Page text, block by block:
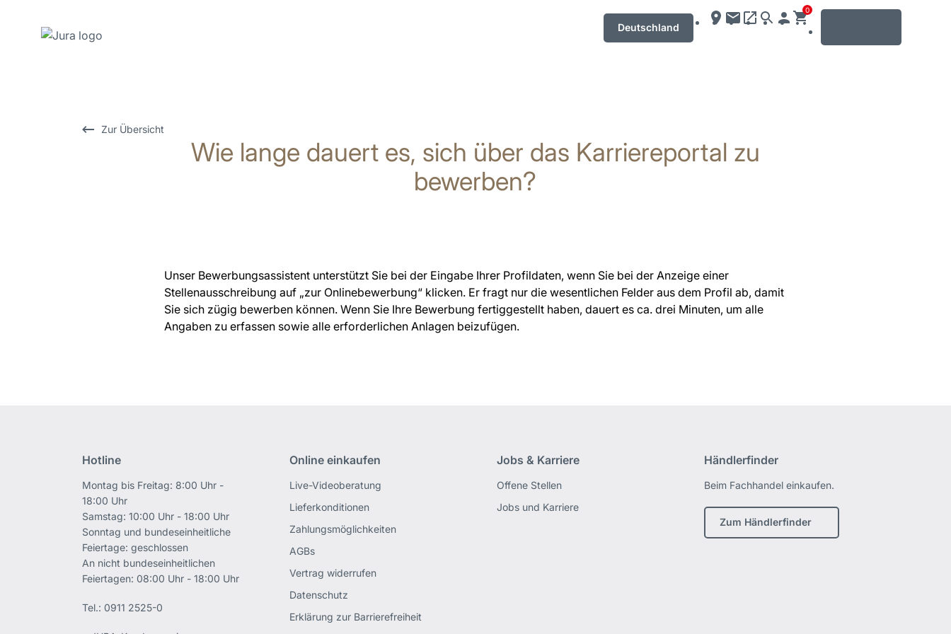
Deutschland
0
Zur Übersicht
Wie lange dauert es, sich über das Karriereportal zu
bewerben?
Unser Bewerbungsassistent unterstützt Sie bei der Eingabe Ihrer Profildaten, wenn Sie bei der Anzeige einer
Stellenausschreibung auf „zur Onlinebewerbung“ klicken. Er fragt nur die wesentlichen Felder aus dem Profil ab, damit
Sie sich zügig bewerben können. Wenn Sie Ihre Bewerbung fertiggestellt haben, dauert es ca. drei Minuten, um alle
Angaben zu erfassen sowie alle erforderlichen Anlagen beizufügen.
Hotline
Montag bis Freitag: 8:00 Uhr -
18:00 Uhr
Samstag: 10:00 Uhr - 18:00 Uhr
Sonntag und bundeseinheitliche
Feiertage: geschlossen
An nicht bundeseinheitlichen
Feiertagen: 08:00 Uhr - 18:00 Uhr
Tel.: 0911 2525-0
Online einkaufen
Live-Videoberatung
Lieferkonditionen
Zahlungsmöglichkeiten
AGBs
Vertrag widerrufen
Datenschutz
Erklärung zur Barrierefreiheit
Jobs & Karriere
Offene Stellen
Jobs und Karriere
Händlerfinder
Beim Fachhandel einkaufen.
Zum Händlerfinder